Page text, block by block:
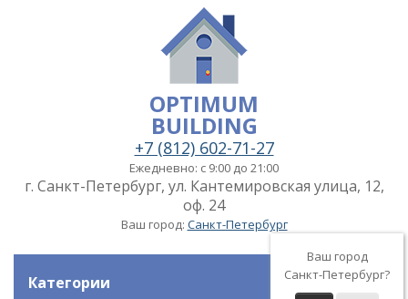
OPTIMUM
BUILDING
+7 (812) 602-71-27
Ежедневно: с 9:00 до 21:00
г. Санкт-Петербург, ул. Кантемировская улица, 12,
оф. 24
Ваш город: Санкт-Петербург
Ваш город
Санкт-Петербург?
Категории